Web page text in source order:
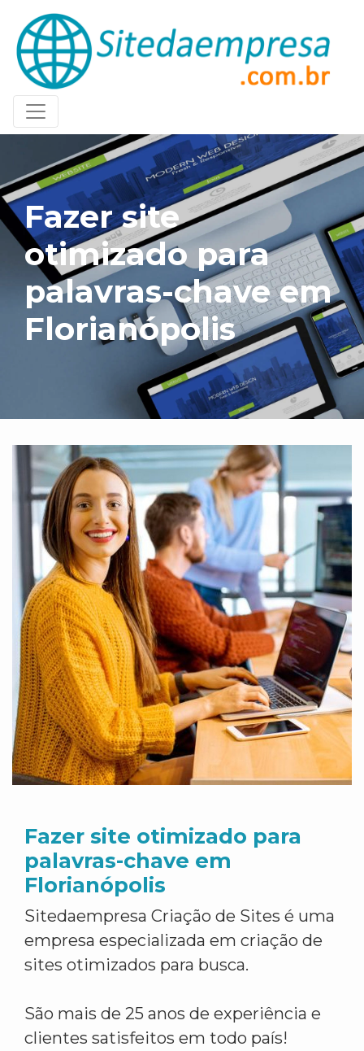
Fazer site
otimizado para
palavras-chave em
Florianópolis
Fazer site otimizado para
palavras-chave em
Florianópolis
Sitedaempresa Criação de Sites é uma
empresa especializada em criação de
sites otimizados para busca.
São mais de 25 anos de experiência e
clientes satisfeitos em todo país!